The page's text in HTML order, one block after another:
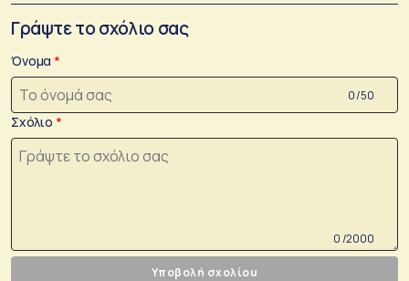
Γράψτε το σχόλιο σας
Όνομα
0 /50
Σχόλιο
0 /2000
Υποβολή σχολίου